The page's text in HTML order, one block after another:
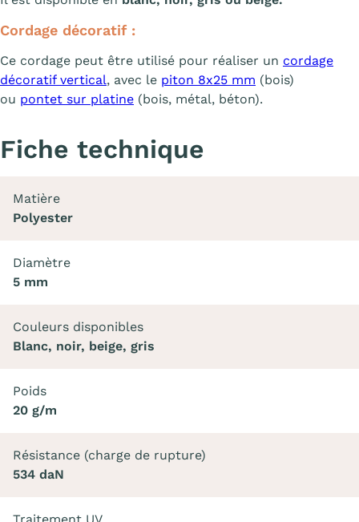
Cordage décoratif :
Ce cordage peut être utilisé pour réaliser un cordage
décoratif vertical, avec le piton 8x25 mm (bois)
ou pontet sur platine (bois, métal, béton).
Fiche technique
Matière
Polyester
Diamètre
5 mm
Couleurs disponibles
Blanc, noir, beige, gris
Poids
20 g/m
Résistance (charge de rupture)
534 daN